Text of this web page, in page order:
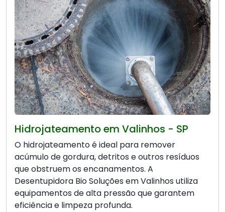
Hidrojateamento em Valinhos - SP
O hidrojateamento é ideal para remover
acúmulo de gordura, detritos e outros resíduos
que obstruem os encanamentos. A
Desentupidora Bio Soluções em Valinhos utiliza
equipamentos de alta pressão que garantem
eficiência e limpeza profunda.